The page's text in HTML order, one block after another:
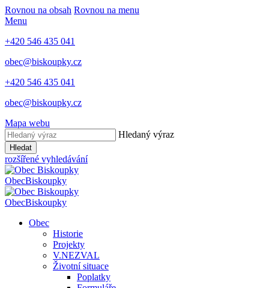
Rovnou na obsah Rovnou na menu
Menu
+420 546 435 041
obec@biskoupky.cz
+420 546 435 041
obec@biskoupky.cz
Mapa webu
Hledaný výraz
Hledat
rozšířené vyhledávání
ObecBiskoupky
ObecBiskoupky
Obec
Historie
Projekty
V.NEZVAL
Životní situace
Poplatky